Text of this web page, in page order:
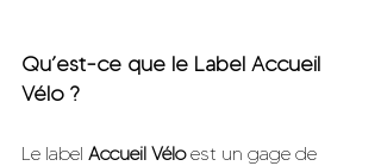
Qu’est-ce que le Label Accueil
Vélo ?
Le label Accueil Vélo est un gage de